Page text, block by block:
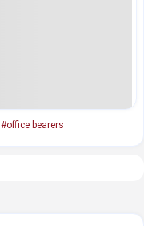
#office bearers